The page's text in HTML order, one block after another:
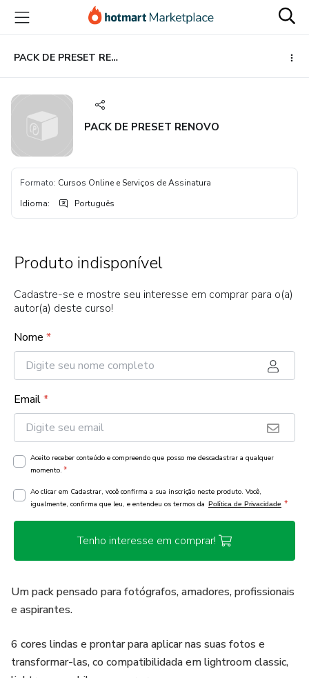
para
conteúdo
principal
para
pagamento
para
rodapé
PACK DE PRESET RENOVO
PACK DE PRESET RENOVO
Formato: Cursos Online e Serviços de Assinatura
Idioma: Português
Produto indisponível
Cadastre-se e mostre seu interesse em comprar para o(a)
autor(a) deste curso!
Nome *
Email*
Aceito receber conteúdo e compreendo que posso me descadastrar a qualquer
momento. *
Ao clicar em Cadastrar, você confirma a sua inscrição neste produto. Você,
igualmente, confirma que leu, e entendeu os termos da Política de Privacidade *
Tenho interesse em comprar!
Um pack pensado para fotógrafos, amadores, profissionais
e aspirantes.
6 cores lindas e prontar para aplicar nas suas fotos e
transformar-las, co compatibilidada em lightroom classic,